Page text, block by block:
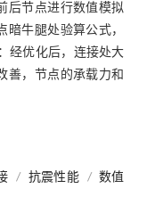
后节点进行数值模拟
暗牛腿处验算公式，
经优化后，连接处大
善，节点的承载力和
/ 抗震性能 / 数值